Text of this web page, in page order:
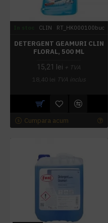
CLIN RT_HK000100buc
DETERGENT GEAMURI CLIN
FLORAL, 500 ML
15,21 lei + TVA
18,40 lei TVA inclus
Cumpara acum